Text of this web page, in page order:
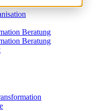
Beratung
Beratung